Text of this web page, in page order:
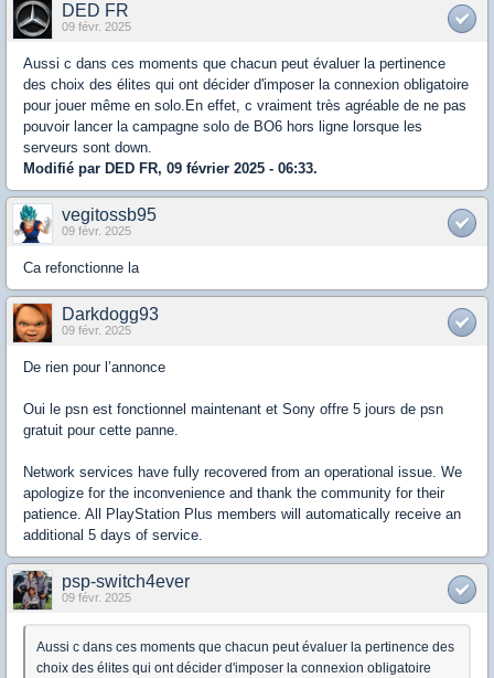
DED FR
09 févr. 2025
Aussi c dans ces moments que chacun peut évaluer la pertinence
des choix des élites qui ont décider d'imposer la connexion obligatoire
pour jouer même en solo.En effet, c vraiment très agréable de ne pas
pouvoir lancer la campagne solo de BO6 hors ligne lorsque les
serveurs sont down.
Modifié par DED FR, 09 février 2025 - 06:33.
vegitossb95
09 févr. 2025
Ca refonctionne la
Darkdogg93
09 févr. 2025
De rien pour l’annonce
Oui le psn est fonctionnel maintenant et Sony offre 5 jours de psn
gratuit pour cette panne.
Network services have fully recovered from an operational issue. We
apologize for the inconvenience and thank the community for their
patience. All PlayStation Plus members will automatically receive an
additional 5 days of service.
psp-switch4ever
09 févr. 2025
Aussi c dans ces moments que chacun peut évaluer la pertinence des
choix des élites qui ont décider d'imposer la connexion obligatoire